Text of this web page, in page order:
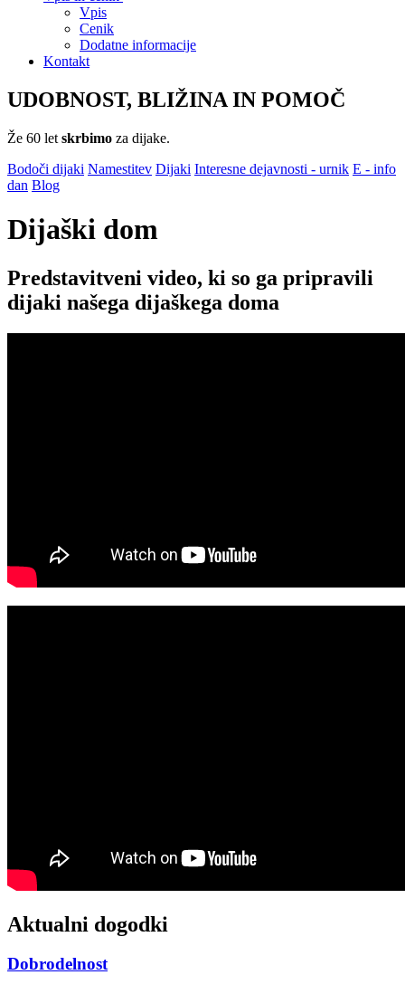
Vpis
Cenik
Dodatne informacije
Kontakt
UDOBNOST, BLIŽINA IN POMOČ
Že 60 let skrbimo za dijake.
Bodoči dijaki Namestitev Dijaki Interesne dejavnosti - urnik E - info
dan Blog
Dijaški dom
Predstavitveni video, ki so ga pripravili
dijaki našega dijaškega doma
Aktualni dogodki
Dobrodelnost